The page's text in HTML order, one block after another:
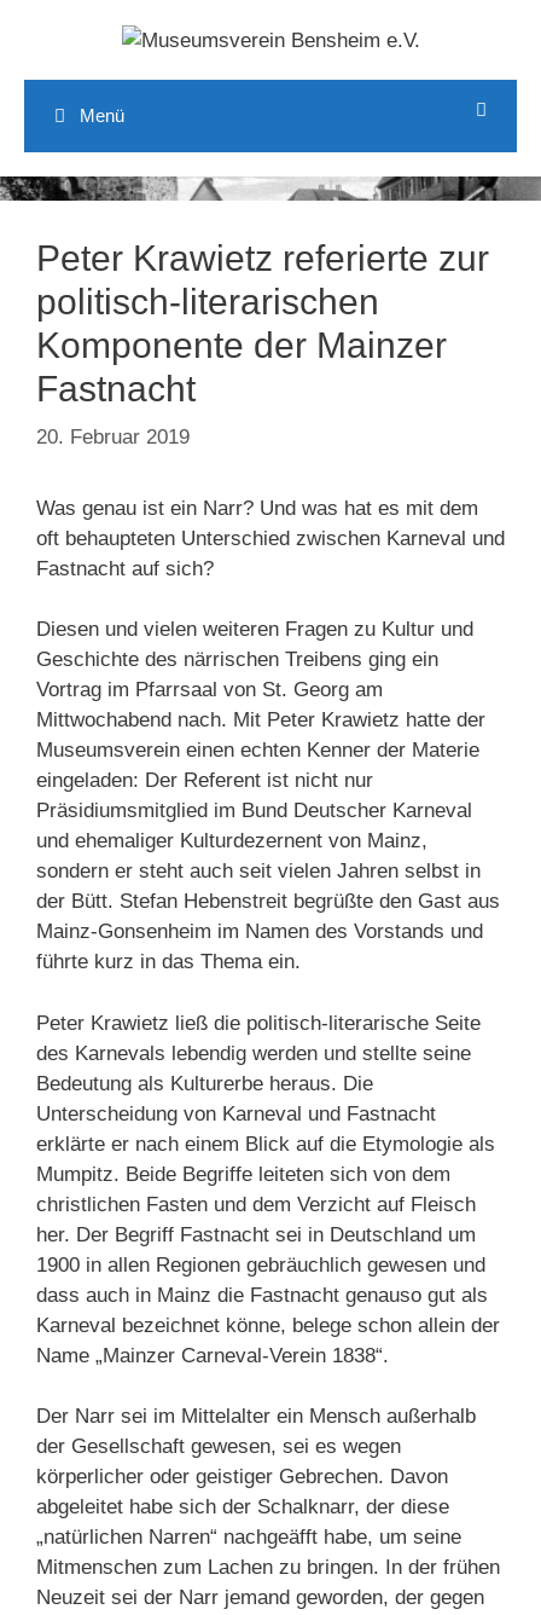
springen
Menü
Peter Krawietz referierte zur
politisch-literarischen
Komponente der Mainzer
Fastnacht
20. Februar 2019
Was genau ist ein Narr? Und was hat es mit dem
oft behaupteten Unterschied zwischen Karneval und
Fastnacht auf sich?
Diesen und vielen weiteren Fragen zu Kultur und
Geschichte des närrischen Treibens ging ein
Vortrag im Pfarrsaal von St. Georg am
Mittwochabend nach. Mit Peter Krawietz hatte der
Museumsverein einen echten Kenner der Materie
eingeladen: Der Referent ist nicht nur
Präsidiumsmitglied im Bund Deutscher Karneval
und ehemaliger Kulturdezernent von Mainz,
sondern er steht auch seit vielen Jahren selbst in
der Bütt. Stefan Hebenstreit begrüßte den Gast aus
Mainz-Gonsenheim im Namen des Vorstands und
führte kurz in das Thema ein.
Peter Krawietz ließ die politisch-literarische Seite
des Karnevals lebendig werden und stellte seine
Bedeutung als Kulturerbe heraus. Die
Unterscheidung von Karneval und Fastnacht
erklärte er nach einem Blick auf die Etymologie als
Mumpitz. Beide Begriffe leiteten sich von dem
christlichen Fasten und dem Verzicht auf Fleisch
her. Der Begriff Fastnacht sei in Deutschland um
1900 in allen Regionen gebräuchlich gewesen und
dass auch in Mainz die Fastnacht genauso gut als
Karneval bezeichnet könne, belege schon allein der
Name „Mainzer Carneval-Verein 1838“.
Der Narr sei im Mittelalter ein Mensch außerhalb
der Gesellschaft gewesen, sei es wegen
körperlicher oder geistiger Gebrechen. Davon
abgeleitet habe sich der Schalknarr, der diese
„natürlichen Narren“ nachgeäfft habe, um seine
Mitmenschen zum Lachen zu bringen. In der frühen
Neuzeit sei der Narr jemand geworden, der gegen